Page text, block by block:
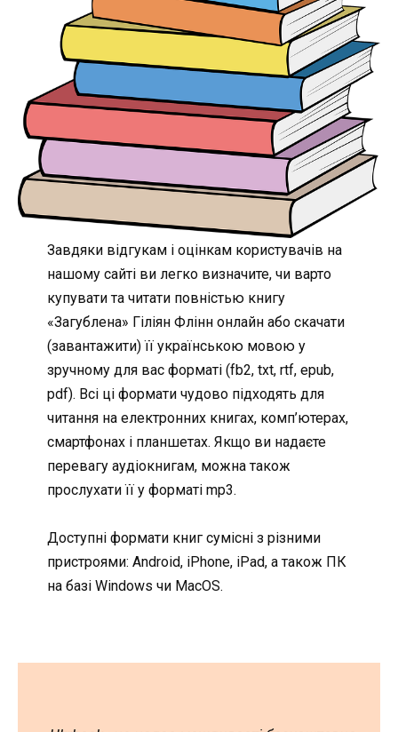
Завдяки відгукам і оцінкам користувачів на
нашому сайті ви легко визначите, чи варто
купувати та читати повністью книгу
«Загублена» Гіліян Флінн онлайн або скачати
(завантажити) її українською мовою у
зручному для вас форматі (fb2, txt, rtf, epub,
pdf). Всі ці формати чудово підходять для
читання на електронних книгах, комп’ютерах,
смартфонах і планшетах. Якщо ви надаєте
перевагу аудіокнигам, можна також
прослухати її у форматі mp3.
Доступні формати книг сумісні з різними
пристроями: Android, iPhone, iPad, а також ПК
на базі Windows чи MacOS.